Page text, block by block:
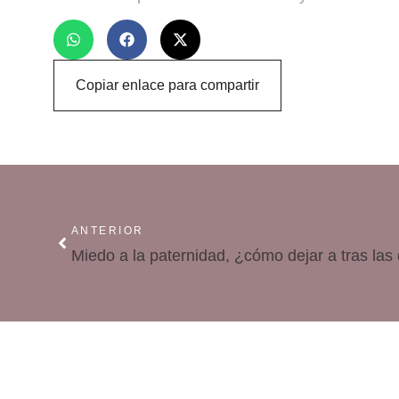
Copiar enlace para compartir
ANTERIOR
Miedo a la paternidad, ¿cómo dejar a tras las